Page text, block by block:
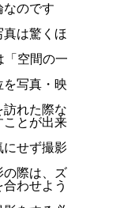
なのです
は驚くほ
「空間の一
を写真・映
訪れた際な
ことが出来
にせず撮影
の際は、ズ
わせよう